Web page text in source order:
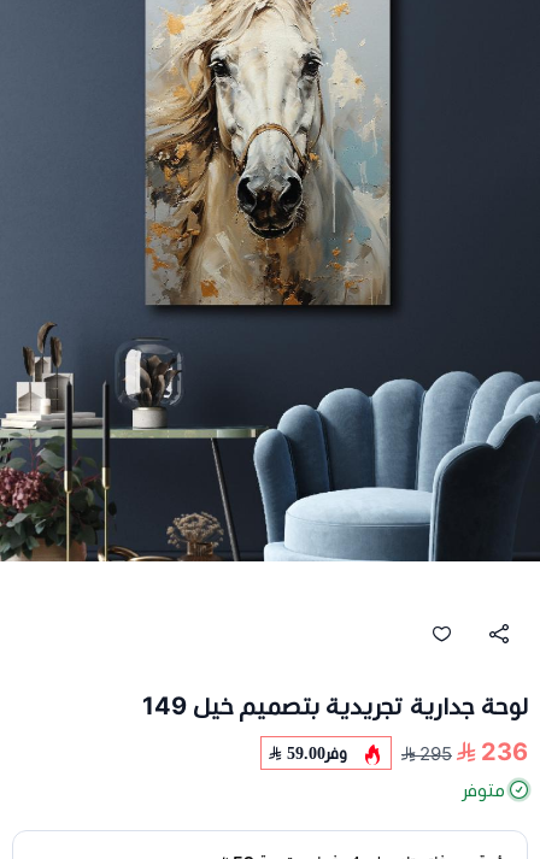
لوحة جدارية تجريدية بتصميم خيل 149
236
295 وفر59.00
متوفر